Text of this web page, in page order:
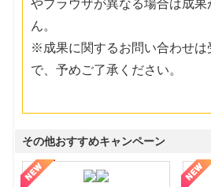
やブラウザが異なる場合は成
ん。
※成果に関するお問い合わせは
で、予めご了承ください。
その他おすすめキャンペーン